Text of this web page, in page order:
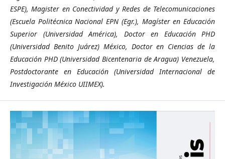
ESPE), Magister en Conectividad y Redes de Telecomunicaciones
(Escuela Politécnica Nacional EPN (Egr.), Magíster en Educación
Superior (Universidad América), Doctor en Educación PHD
(Universidad Benito Juárez) México, Doctor en Ciencias de la
Educación PHD (Universidad Bicentenaria de Aragua) Venezuela,
Postdoctorante en Educación (Universidad Internacional de
Investigación México UIIMEX).